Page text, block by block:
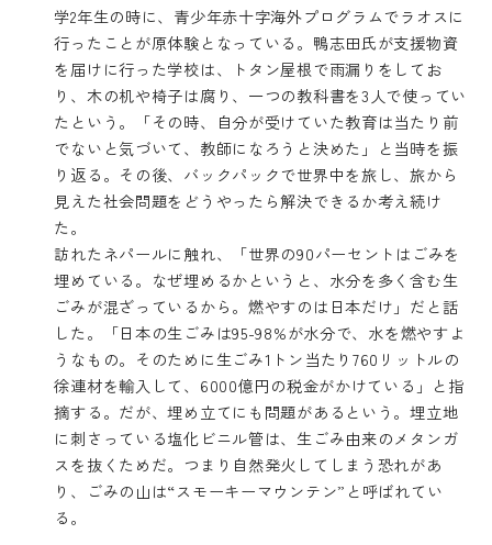
学2年生の時に、青少年赤十字海外プログラムでラオスに
行ったことが原体験となっている。鴨志田氏が支援物資
を届けに行った学校は、トタン屋根で雨漏りをしてお
り、木の机や椅子は腐り、一つの教科書を3人で使ってい
たという。「その時、自分が受けていた教育は当たり前
でないと気づいて、教師になろうと決めた」と当時を振
り返る。その後、バックパックで世界中を旅し、旅から
見えた社会問題をどうやったら解決できるか考え続け
た。
訪れたネパールに触れ、「世界の90パーセントはごみを
埋めている。なぜ埋めるかというと、水分を多く含む生
ごみが混ざっているから。燃やすのは日本だけ」だと話
した。「日本の生ごみは95-98%が水分で、水を燃やすよ
うなもの。そのために生ごみ1トン当たり760リットルの
徐連材を輸入して、6000億円の税金がかけている」と指
摘する。だが、埋め立てにも問題があるという。埋立地
に刺さっている塩化ビニル管は、生ごみ由来のメタンガ
スを抜くためだ。つまり自然発火してしまう恐れがあ
り、ごみの山は“スモーキーマウンテン”と呼ばれてい
る。